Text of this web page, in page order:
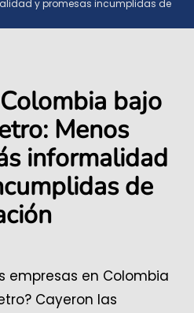
y promesas incumplidas de
bajo
Menos
informalidad
de
empresas en Colombia
Cayeron las